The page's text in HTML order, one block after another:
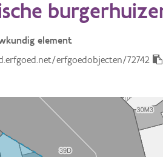
element
erfgoedobjecten/72742